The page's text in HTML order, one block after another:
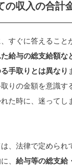
の収入の合計
すぐに答えること
給与の総支給額な
手取りとは異なり
りの金額を意識す
た時に、迷ってし
、法律で定められ
、 給与等の総支給